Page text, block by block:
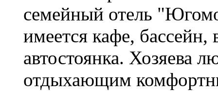
семейный отель
имеется кафе, бассейн,
автостоянка. Хозяева
отдыхающим